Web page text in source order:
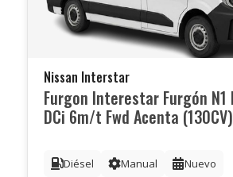
Nissan Interstar
Furgon Interestar Furgón N1
DCi 6m/t Fwd Acenta (130CV)
Diésel Manual Nuevo